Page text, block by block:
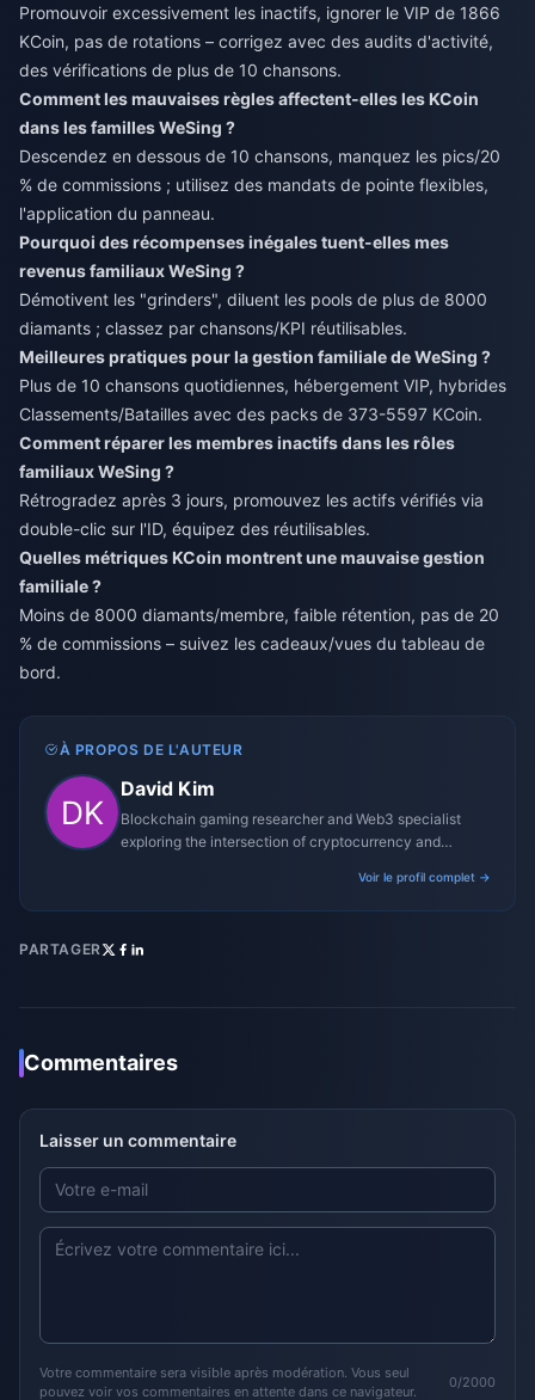
Promouvoir excessivement les inactifs, ignorer le VIP de 1866
KCoin, pas de rotations – corrigez avec des audits d'activité,
des vérifications de plus de 10 chansons.
Comment les mauvaises règles affectent-elles les KCoin
dans les familles WeSing ?
Descendez en dessous de 10 chansons, manquez les pics/20
% de commissions ; utilisez des mandats de pointe flexibles,
l'application du panneau.
Pourquoi des récompenses inégales tuent-elles mes
revenus familiaux WeSing ?
Démotivent les "grinders", diluent les pools de plus de 8000
diamants ; classez par chansons/KPI réutilisables.
Meilleures pratiques pour la gestion familiale de WeSing ?
Plus de 10 chansons quotidiennes, hébergement VIP, hybrides
Classements/Batailles avec des packs de 373-5597 KCoin.
Comment réparer les membres inactifs dans les rôles
familiaux WeSing ?
Rétrogradez après 3 jours, promouvez les actifs vérifiés via
double-clic sur l'ID, équipez des réutilisables.
Quelles métriques KCoin montrent une mauvaise gestion
familiale ?
Moins de 8000 diamants/membre, faible rétention, pas de 20
% de commissions – suivez les cadeaux/vues du tableau de
bord.
À PROPOS DE L'AUTEUR
David Kim
Blockchain gaming researcher and Web3 specialist
exploring the intersection of cryptocurrency and
Voir le profil complet →
PARTAGER
Commentaires
Laisser un commentaire
Votre commentaire sera visible après modération. Vous seul
pouvez voir vos commentaires en attente dans ce navigateur.
0/2000